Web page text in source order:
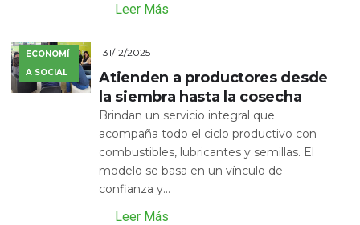
Leer Más
ECONOMÍ
A SOCIAL
31/12/2025
Atienden a productores desde
la siembra hasta la cosecha
Brindan un servicio integral que
acompaña todo el ciclo productivo con
combustibles, lubricantes y semillas. El
modelo se basa en un vínculo de
confianza y...
Leer Más